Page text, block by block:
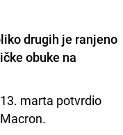
drugih je ranjeno
obuke na
marta potvrdio